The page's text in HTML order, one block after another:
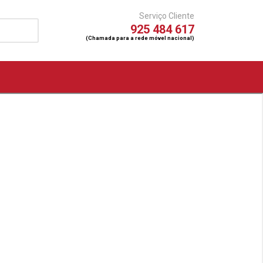
Serviço Cliente
925 484 617
(Chamada para a rede móvel nacional)